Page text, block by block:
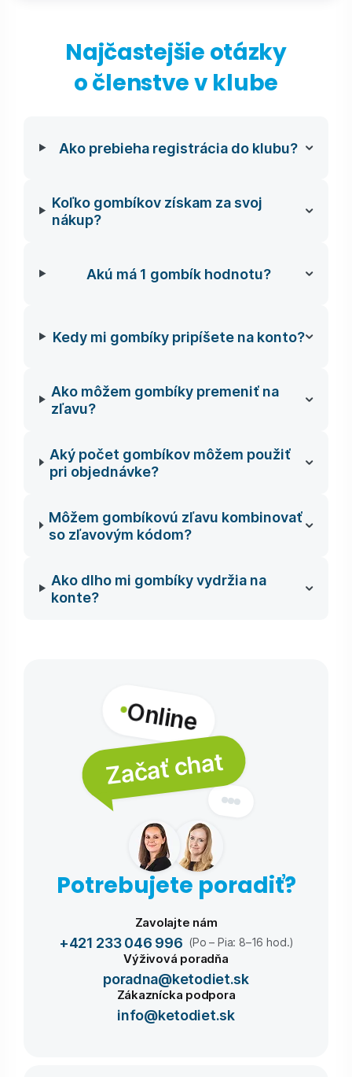
Najčastejšie otázky
o členstve v klube
Ako prebieha registrácia do klubu?
Koľko gombíkov získam za svoj
nákup?
Akú má 1 gombík hodnotu?
Kedy mi gombíky pripíšete na konto?
Ako môžem gombíky premeniť na
zľavu?
Aký počet gombíkov môžem použiť
pri objednávke?
Môžem gombíkovú zľavu kombinovať
so zľavovým kódom?
Ako dlho mi gombíky vydržia na
konte?
Online
Začať chat
Potrebujete poradiť?
Zavolajte nám
+421 233 046 996 (Po – Pia: 8–16 hod.)
Výživová poradňa
poradna@ketodiet.sk
Zákaznícka podpora
info@ketodiet.sk